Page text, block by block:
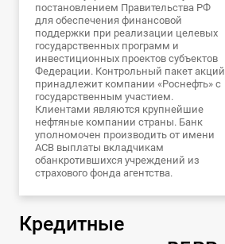
постановлением Правительства РФ
для обеспечения финансовой
поддержки при реализации целевых
государственных программ и
инвестиционных проектов субъектов
Федерации. Контрольный пакет акций
принадлежит компании «Роснефть» с
государственным участием.
Клиентами являются крупнейшие
нефтяные компании страны. Банк
уполномочен производить от имени
АСВ выплаты вкладчикам
обанкротившихся учреждений из
страхового фонда агентства.
Кредитные